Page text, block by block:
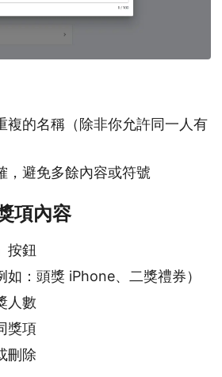
複的名稱（除非你允許同一人有
，避免多餘內容或符號
項內容
按鈕
如：頭獎 iPhone、二獎禮券）
人數
獎項
刪除